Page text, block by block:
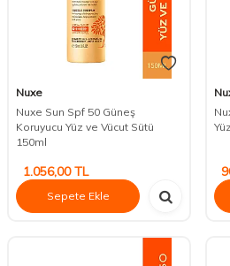
Nuxe
Nuxe Sun Spf 50 Güneş
Koruyucu Yüz ve Vücut Sütü
150ml
1.056,00TL
Sepete Ekle